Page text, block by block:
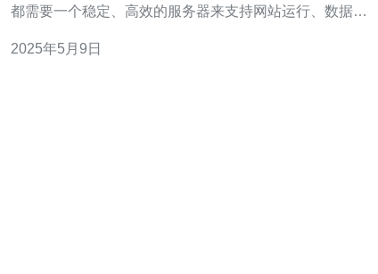
都需要一个稳定、高效的服务器来支持网站运行、数据存
基础设施，成为很多人的首选之地。在选择香港CN2服务
2025年5月9日